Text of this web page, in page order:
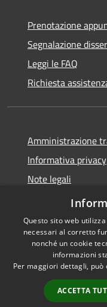
Prenotazione
Segnalazione
Leggi le FAQ
Richiesta
Amministrazione
Informativa privacy
Note legali
Dichiarazione di
Accessibilità
Questo sito web
necessari al corretto
nonché un cookie
informazioni
Per maggiori dettagli, può
ACCETTA